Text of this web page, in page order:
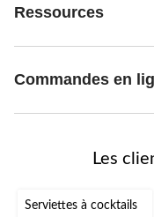
Ressources
Commandes en
Les
Serviettes à cocktails